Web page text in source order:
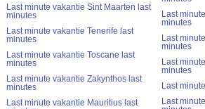
Last minute vakantie Sint Maarten last
minutes
Last minute vakantie Tenerife last
minutes
Last minute vakantie Toscane last
minutes
Last minute vakantie Zakynthos last
minutes
Last minute vakantie Mauritius last
Last
minutes
Last
minutes
Last
minutes
Last
Last